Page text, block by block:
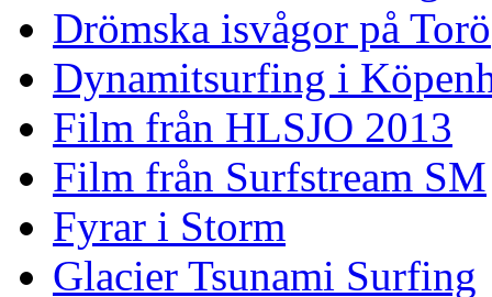
Drömska isvågor på Torö
Dynamitsurfing i
Film från HLSJO 2013
Film från Surfstream SM
Fyrar i Storm
Glacier Tsunami Surfing